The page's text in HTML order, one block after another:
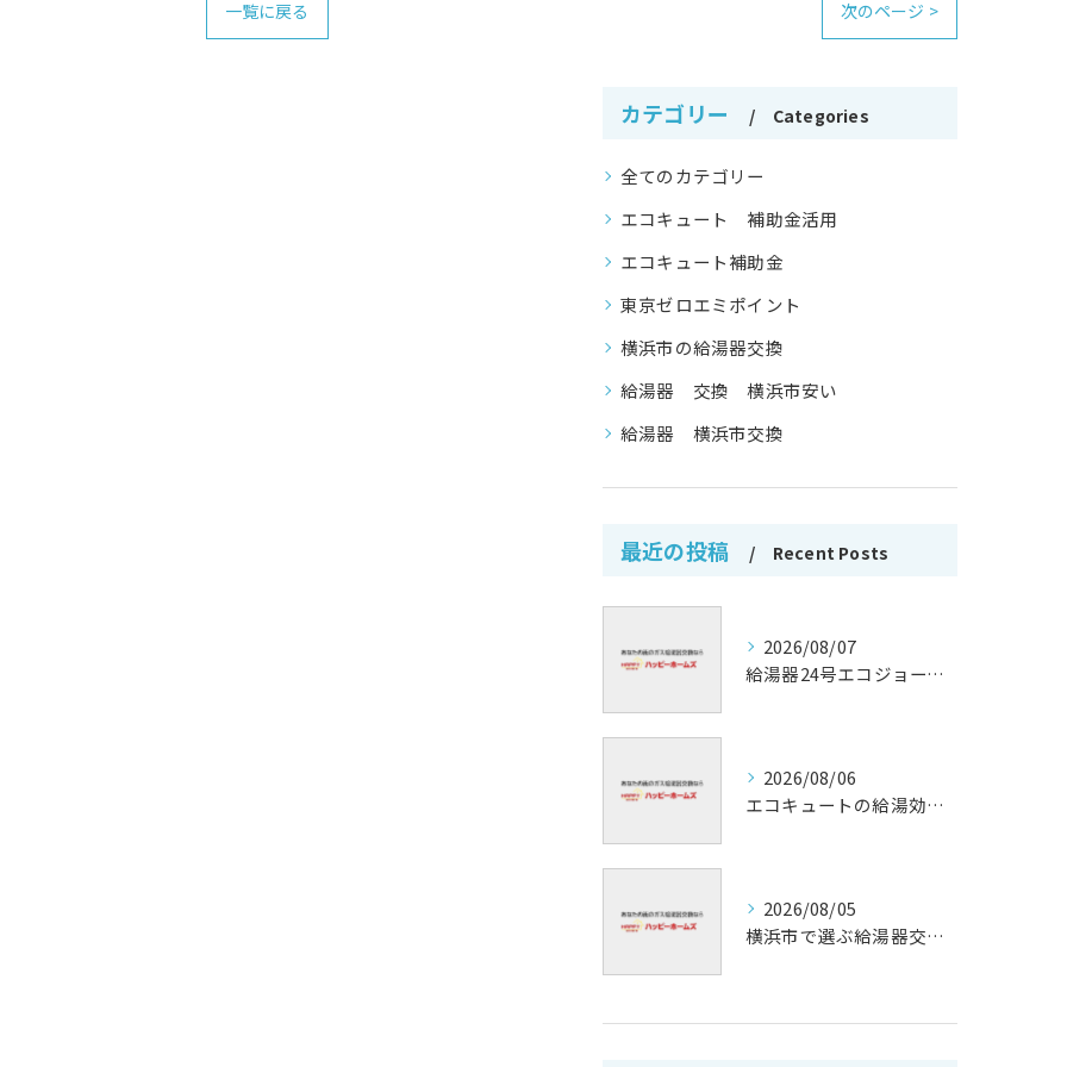
一覧に戻る 次のページ >
カテゴリー Categories
全てのカテゴリー
エコキュート 補助金活用
エコキュート補助金
東京ゼロエミポイント
横浜市の給湯器交換
給湯器 交換 横浜市安い
給湯器 横浜市交換
最近の投稿 Recent Posts
2026/08/07
給湯器24号エコジョーズの省エネ技術解説
2026/08/06
エコキュートの給湯効率と省エネ効果
2026/08/05
横浜市で選ぶ給湯器交換の口コミ分析